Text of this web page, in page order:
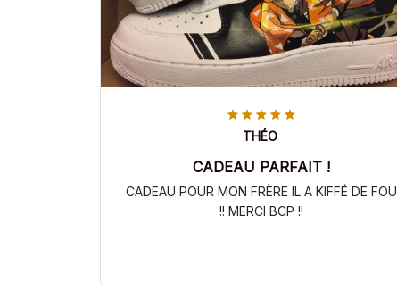
THÉO
CADEAU PARFAIT !
CADEAU POUR MON FRÈRE IL A KIFFÉ DE FOU
!! MERCI BCP !!